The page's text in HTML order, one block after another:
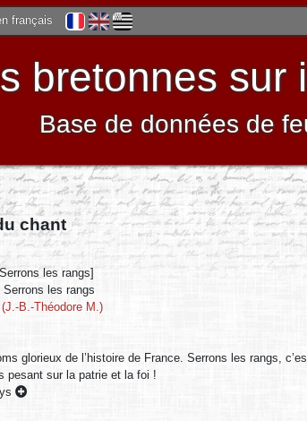
français
bretonnes sur
Base de données de
chant
les rangs]
Serrons les rangs
(J.-B.-Théodore M.)
glorieux de l’histoire de France. Serrons les rangs,
pesant sur la patrie et la foi !